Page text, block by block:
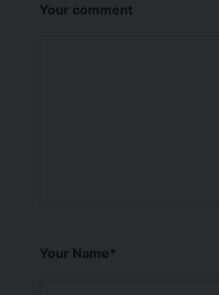
Your comment
Your Name*